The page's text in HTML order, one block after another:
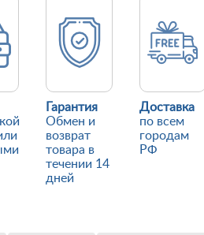
Гарантия
Обмен и
возврат
товара в
течении 14
дней
Доставка
по всем
городам
РФ